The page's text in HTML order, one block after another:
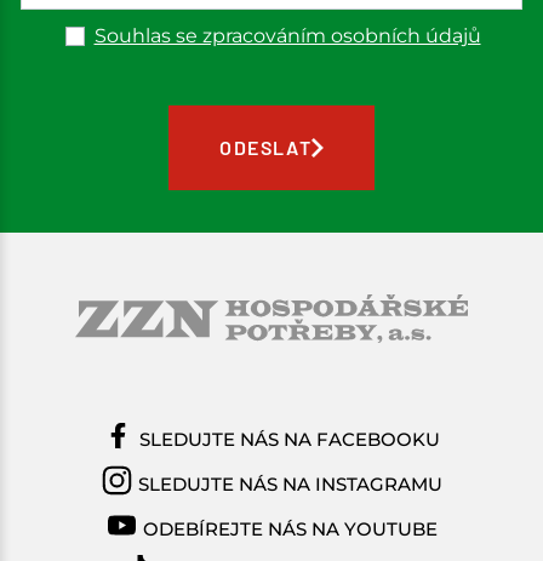
Souhlas se zpracováním osobních údajů
ODESLAT
SLEDUJTE NÁS NA FACEBOOKU
SLEDUJTE NÁS NA INSTAGRAMU
ODEBÍREJTE NÁS NA YOUTUBE